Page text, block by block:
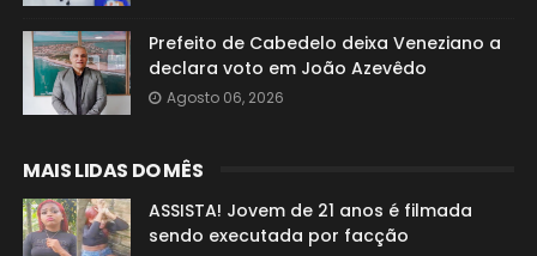
Prefeito de Cabedelo deixa Veneziano a
declara voto em João Azevêdo
Agosto 06, 2026
MAIS LIDAS DO MÊS
ASSISTA! Jovem de 21 anos é filmada
sendo executada por facção